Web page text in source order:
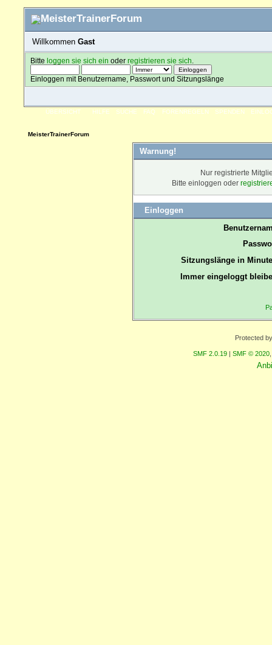
Willkommen Gast
Bitteloggen sie sich ein oderregistrieren sie sich
Einloggen mit Benutzername, Passwort und Sitzungslänge
ÜBERSICHT HILFE SUCHE FAQ FORENREGELN SPENDEN
MeisterTrainerForum
Warnung!
Nur registrierte
Bitte einloggen oder
Einloggen
Sitzungslänge in
Immer eingeloggt
Protected
SMF 2.0.19 | SMF © 2020